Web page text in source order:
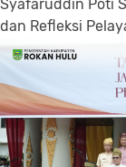
Syafaruddin Poti
dan Refleksi